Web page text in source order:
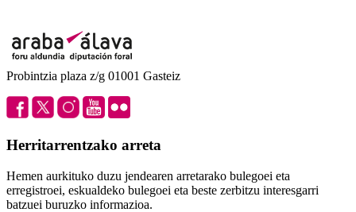
Probintzia plaza z/g 01001 Gasteiz
Herritarrentzako arreta
Hemen aurkituko duzu jendearen arretarako bulegoei eta
erregistroei, eskualdeko bulegoei eta beste zerbitzu interesgarri
batzuei buruzko informazioa.